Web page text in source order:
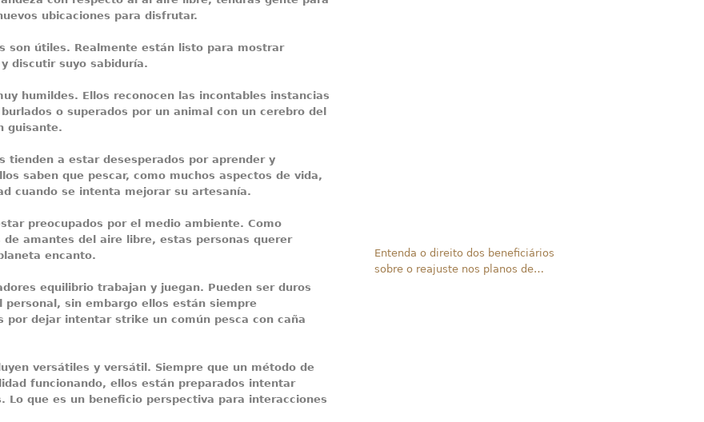
ubicaciones para disfrutar.
son útiles. Realmente están listo para mostrar
discutir suyo sabiduría.
humildes. Ellos reconocen las incontables instancias
o superados por un animal con un cerebro del
guisante.
tienden a estar desesperados por aprender y
saben que pescar, como muchos aspectos de vida,
cuando se intenta mejorar su artesanía.
preocupados por el medio ambiente. Como
de amantes del aire libre, estas personas querer
encanto.
equilibrio trabajan y juegan. Pueden ser duros
personal, sin embargo ellos están siempre
por dejar intentar strike un común pesca con caña
versátiles y versátil. Siempre que un método de
funcionando, ellos están preparados intentar
Lo que es un beneficio perspectiva para interacciones
Entenda o direito dos beneficiários
sobre o reajuste nos planos de